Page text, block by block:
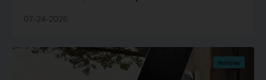
07-24-2026
Noticias